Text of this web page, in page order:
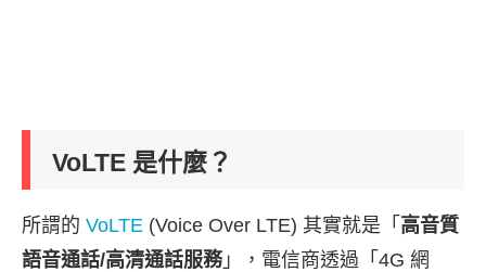
VoLTE 是什麼？
所謂的 VoLTE (Voice Over LTE) 其實就是「 高音質
語音通話/高清通話服務」，電信商透過「4G 網